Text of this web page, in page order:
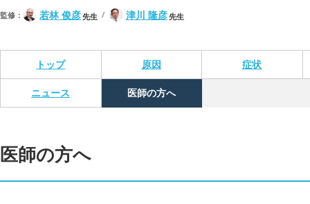
監修： 若林 俊彦先生 津川 隆彦先生
トップ 原因 症状
ニュース 医師の方へ
医師の方へ